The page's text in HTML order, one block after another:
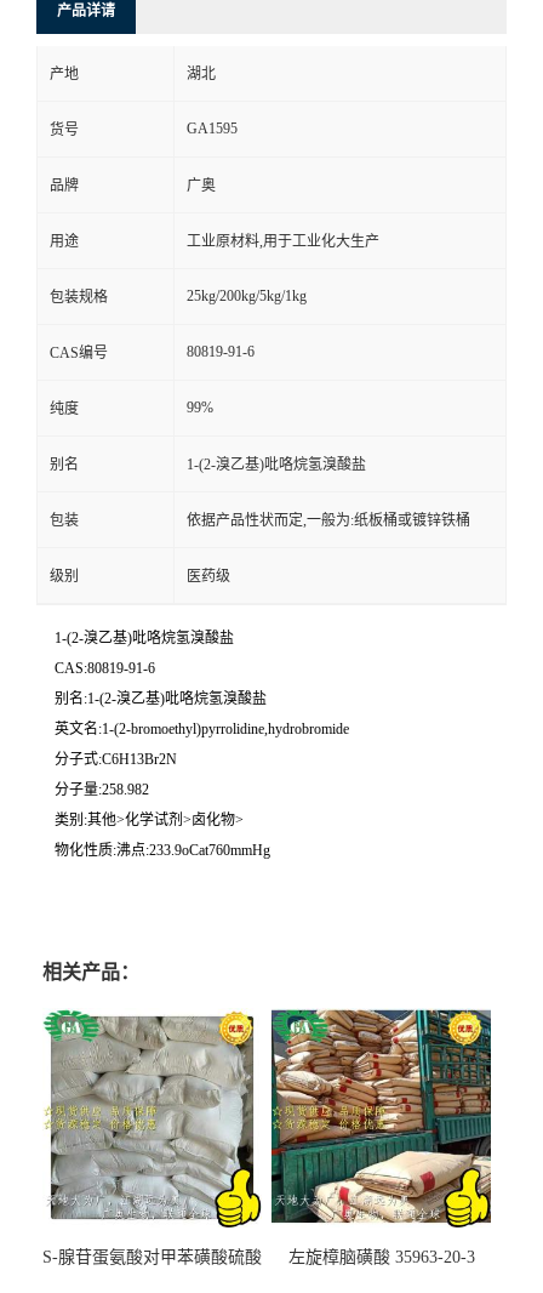
产品详请
产地 湖北
货号 GA1595
品牌 广奥
用途 工业原材料,用于工业化大生产
包装规格 25kg/200kg/5kg/1kg
CAS编号 80819-91-6
纯度 99%
别名 1-(2-溴乙基)吡咯烷氢溴酸盐
包装 依据产品性状而定,一般为:纸板桶或镀锌铁桶
级别 医药级
1-(2-溴乙基)吡咯烷氢溴酸盐
CAS:80819-91-6
别名:1-(2-溴乙基)吡咯烷氢溴酸盐
英文名:1-(2-bromoethyl)pyrrolidine,hydrobromide
分子式:C6H13Br2N
分子量:258.982
类别:其他>化学试剂>卤化物>
物化性质:沸点:233.9oCat760mmHg
相关产品：
S-腺苷蛋氨酸对甲苯磺酸硫酸
左旋樟脑磺酸 35963-20-3